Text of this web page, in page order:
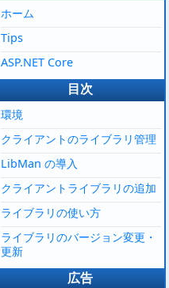
ホーム
Tips
ASP.NET Core
目次
環境
クライアントのライブラリ管理
LibMan の導入
クライアントライブラリの追加
ライブラリの使い方
ライブラリのバージョン変更・
更新
広告